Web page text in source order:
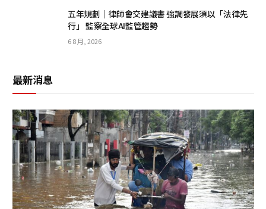
五年規劃｜律師會交建議書 強調發展須以「法律先
行」 監察全球AI監管趨勢
6 8 月, 2026
最新消息